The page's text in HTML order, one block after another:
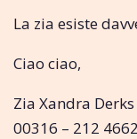
La zia esiste
Ciao ciao,
Zia Xandra Derks
00316 – 212 4662